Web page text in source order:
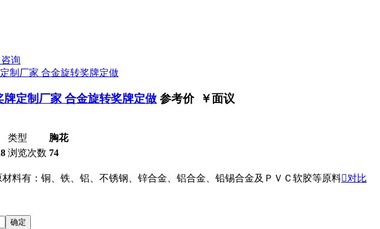
询
定制厂家 合金旋转奖牌定做 参考价 ￥面议
类型
胸花
浏览次数 74
料有：铜、铁、铝、不锈钢、锌合金、铝合金、铅锡合金及ＰＶＣ软胶等原料对比
确定